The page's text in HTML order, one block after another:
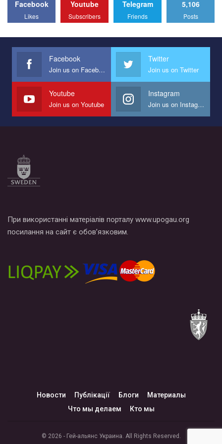
All you have to do is to press "Like" below the video.
Эмоционально сильный ролик от команды "Гей-альянс
представляющий программу развития организации.
Мы просим вас поддержать нас и помочь нам реализовать
наш план по борьбе с насилием и дискриминацией на почве
СОГИ в Украине.
Все, что вам нужно сделать - это зайти на наш канал YouTube
по этой ссылке и поставить лайк под видео.
Facebook
Likes
Youtube
Subscribers
Telegram
Friends
5,106
Posts
Facebook
Join us on Facebook
Twitter
Join us on Twitter
Youtube
Join us on Youtube
Instagram
Join us on Instagram
При використанні матеріалів порталу www.upogau.org
посилання на сайт є обов’язковим.
Новости Публікації Блоги
Материалы
Что мы делаем
Кто мы
© 2026 - Гей-альянс Украина. All Rights Reserved.